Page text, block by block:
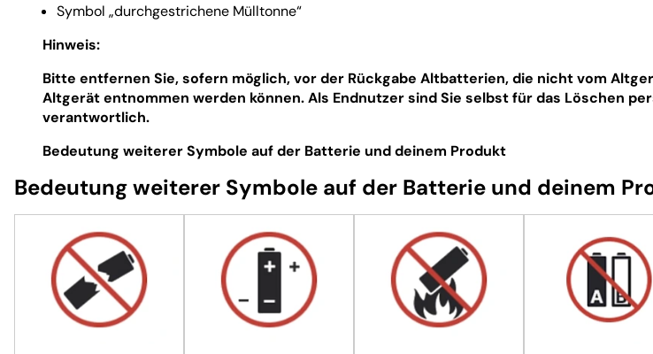
Symbol „durchgestrichene Mülltonne“
Hinweis:
Bitte entfernen Sie, sofern möglich, vor der Rückgabe Altbatterien, die nicht vom
Altgerät entnommen werden können. Als Endnutzer sind Sie selbst für das Löschen
verantwortlich.
Bedeutung weiterer Symbole auf der Batterie und deinem Produkt
Bedeutung weiterer Symbole auf der Batterie und deinem